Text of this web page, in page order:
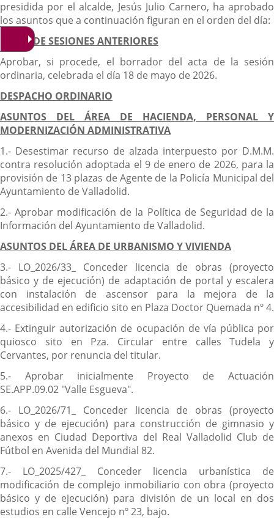
presidida por el alcalde, Jesús Julio Carnero, ha aprobado
los asuntos que a continuación figuran en el orden del día:
ACTAS DE SESIONES ANTERIORES
Aprobar, si procede, el borrador del acta de la sesión
ordinaria, celebrada el día 18 de mayo de 2026.
DESPACHO ORDINARIO
ASUNTOS DEL ÁREA DE HACIENDA, PERSONAL Y
MODERNIZACIÓN ADMINISTRATIVA
1.- Desestimar recurso de alzada interpuesto por D.M.M.
contra resolución adoptada el 9 de enero de 2026, para la
provisión de 13 plazas de Agente de la Policía Municipal del
Ayuntamiento de Valladolid.
2.- Aprobar modificación de la Política de Seguridad de la
Información del Ayuntamiento de Valladolid.
ASUNTOS DEL ÁREA DE URBANISMO Y VIVIENDA
3.- LO_2026/33_ Conceder licencia de obras (proyecto
básico y de ejecución) de adaptación de portal y escalera
con instalación de ascensor para la mejora de la
accesibilidad en edificio sito en Plaza Doctor Quemada nº 4.
4.- Extinguir autorización de ocupación de vía pública por
quiosco sito en Pza. Circular entre calles Tudela y
Cervantes, por renuncia del titular.
5.- Aprobar inicialmente Proyecto de Actuación
SE.APP.09.02 "Valle Esgueva".
6.- LO_2026/71_ Conceder licencia de obras (proyecto
básico y de ejecución) para construcción de gimnasio y
anexos en Ciudad Deportiva del Real Valladolid Club de
Fútbol en Avenida del Mundial 82.
7.- LO_2025/427_ Conceder licencia urbanística de
modificación de complejo inmobiliario con obra (proyecto
básico y de ejecución) para división de un local en dos
estudios en calle Vencejo nº 23, bajo.